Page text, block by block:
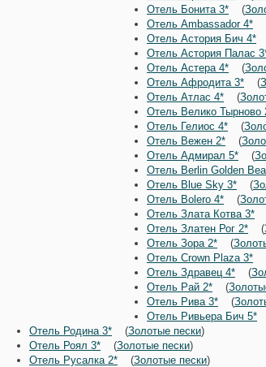
Отель Бонита 3* (
Отель Ambassador 4*
Отель Астория Бич 4*
Отель Астория Палас
Отель Астера 4* (
Отель Афродита 3* (
Отель Атлас 4* (
Отель Велико Тырново
Отель Гелиос 4* (
Отель Вежен 2* (
Отель Адмирал 5* (
Отель Berlin Golden
Отель Blue Sky 3* (
Отель Bolero 4* (
Отель Злата Котва 3*
Отель Златен Рог 2* (
Отель Зора 2* (
Отель Crown Plaza 3*
Отель Здравец 4* (
Отель Рай 2* (
Отель Рива 3* (
Отель Ривьера Бич 5*
Отель Родина 3* (Золотые пески)
Отель Роял 3* (Золотые пески)
Отель Русалка 2* (Золотые пески)